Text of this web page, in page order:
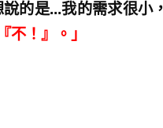
的是...我的需求很小，
！』。」